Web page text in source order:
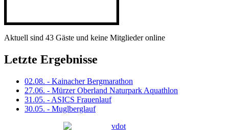
Aktuell sind 43 Gäste und keine Mitglieder online
Letzte Ergebnisse
02.08. - Kainacher Bergmarathon
27.06. - Mürzer Oberland Naturpark Aquathlon
31.05. - ASICS Frauenlauf
30.05. - Muglberglauf